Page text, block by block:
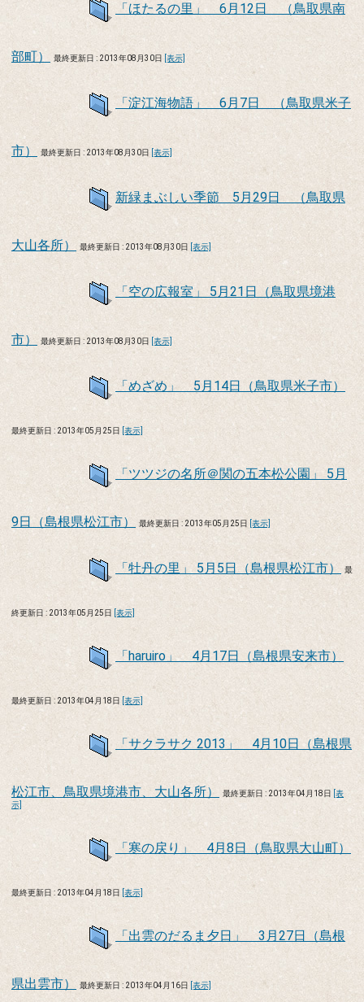
「ほたるの里」 6月12日 （鳥取県南
部町） 最終更新日 : 2013年08月30日 [表示]
「淀江海物語」 6月7日 （鳥取県米子
市） 最終更新日 : 2013年08月30日 [表示]
新緑まぶしい季節 5月29日 （鳥取県
大山各所） 最終更新日 : 2013年08月30日 [表示]
「空の広報室」 5月21日（鳥取県境港
市） 最終更新日 : 2013年08月30日 [表示]
「めざめ」 5月14日（鳥取県米子市）
最終更新日 : 2013年05月25日 [表示]
「ツツジの名所＠関の五本松公園」 5月
9日（島根県松江市） 最終更新日 : 2013年05月25日 [表示]
「牡丹の里」 5月5日（島根県松江市） 最
終更新日 : 2013年05月25日 [表示]
「haruiro」 4月17日（島根県安来市）
最終更新日 : 2013年04月18日 [表示]
「サクラサク 2013」 4月10日（島根県
松江市、鳥取県境港市、大山各所） 最終更新日 : 2013年04月18日 [表
示]
「寒の戻り」 4月8日（鳥取県大山町）
最終更新日 : 2013年04月18日 [表示]
「出雲のだるま夕日」 3月27日（島根
県出雲市） 最終更新日 : 2013年04月16日 [表示]